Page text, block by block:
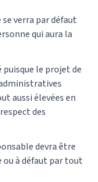
verra par défaut
qui aura la
puisque le projet de
aussi élevées en
des
devra être
à défaut par tout